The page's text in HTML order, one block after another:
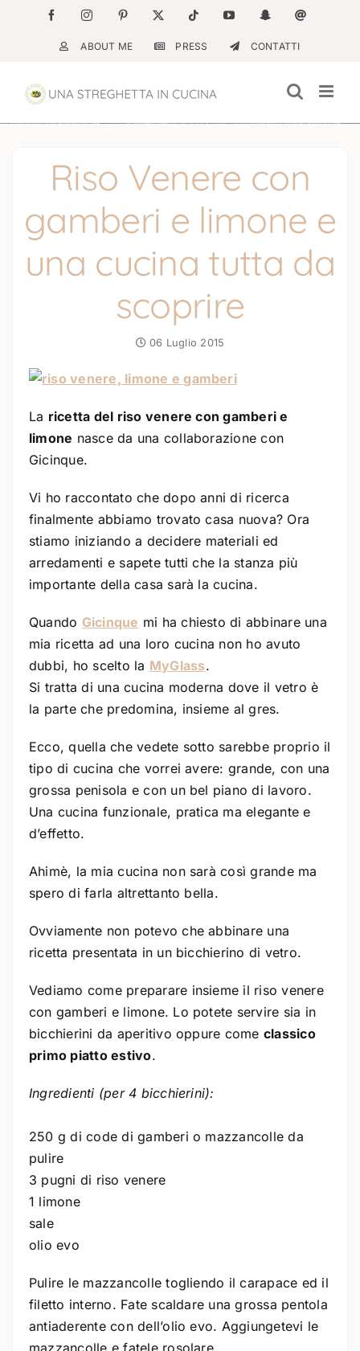
contenuto
FacebookInstagramPinterest Tiktok YouTubeSnapchatEmail
ABOUT ME PRESS CONTATTI
Riso Venere con
gamberi e limone e
una cucina tutta da
scoprire
06 Luglio 2015
La ricetta del riso venere con gamberi e
limone nasce da una collaborazione con
Gicinque.
Vi ho raccontato che dopo anni di ricerca
finalmente abbiamo trovato casa nuova? Ora
stiamo iniziando a decidere materiali ed
arredamenti e sapete tutti che la stanza più
importante della casa sarà la cucina.
Quando Gicinque mi ha chiesto di abbinare una
mia ricetta ad una loro cucina non ho avuto
dubbi, ho scelto la MyGlass.
Si tratta di una cucina moderna dove il vetro è
la parte che predomina, insieme al gres.
Ecco, quella che vedete sotto sarebbe proprio il
tipo di cucina che vorrei avere: grande, con una
grossa penisola e con un bel piano di lavoro.
Una cucina funzionale, pratica ma elegante e
d’effetto.
Ahimè, la mia cucina non sarà così grande ma
spero di farla altrettanto bella.
Ovviamente non potevo che abbinare una
ricetta presentata in un bicchierino di vetro.
Vediamo come preparare insieme il riso venere
con gamberi e limone. Lo potete servire sia in
bicchierini da aperitivo oppure come classico
primo piatto estivo.
Ingredienti (per 4 bicchierini):
250 g di code di gamberi o mazzancolle da
pulire
3 pugni di riso venere
1 limone
sale
olio evo
Pulire le mazzancolle togliendo il carapace ed il
filetto interno. Fate scaldare una grossa pentola
antiaderente con dell’olio evo. Aggiungetevi le
mazzancolle e fatele rosolare.